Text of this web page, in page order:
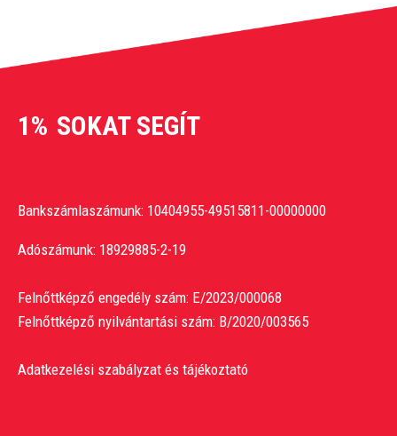
1% SOKAT SEGÍT
Bankszámlaszámunk: 10404955-49515811-00000000
Adószámunk: 18929885-2-19
Felnőttképző engedély szám: E/2023/000068
Felnőttképző nyilvántartási szám: B/2020/003565
Adatkezelési szabályzat és tájékoztató